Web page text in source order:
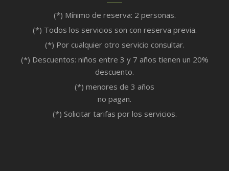
(*) Mínimo de reserva: 2 personas.
(*) Todos los servicios son con reserva previa.
(*) Por cualquier otro servicio consultar.
(*) Descuentos: niños entre 3 y 7 años tienen un 20%
descuento.
(*) menores de 3 años
no pagan.
(*) Solicitar tarifas por los servicios.